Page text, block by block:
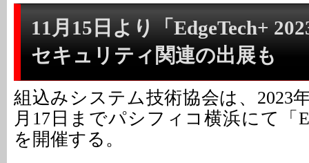
11月15日より「EdgeTech+
セキュリティ関連の出展も
組込みシステム技術協会は、2023
月17日までパシフィコ横浜にて「
を開催する。